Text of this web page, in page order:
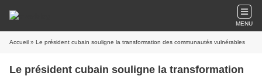
MENU
Accueil » Le président cubain souligne la transformation des communautés vulnérables
Le président cubain souligne la transformation